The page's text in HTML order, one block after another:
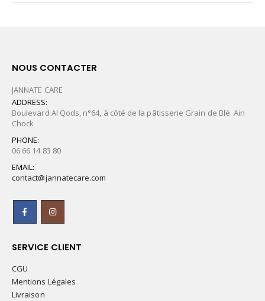
NOUS CONTACTER
JANNATE CARE
ADDRESS:
Boulevard Al Qods, n°64, à côté de la pâtisserie Grain de Blé. Ain
Chock
PHONE:
06 66 14 83 80
EMAIL:
contact@jannatecare.com
SERVICE CLIENT
CGU
Mentions Légales
Livraison